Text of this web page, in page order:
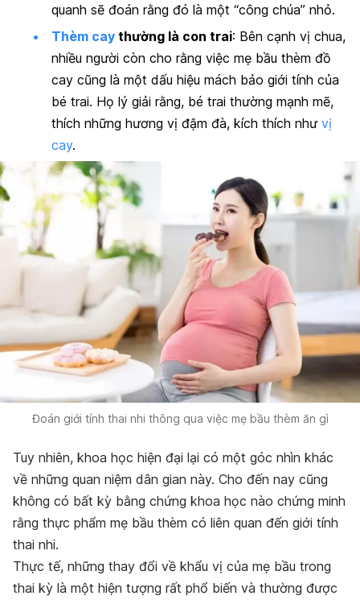
quanh sẽ đoán rằng đó là một “công chúa” nhỏ.
Thèm cay thường là con trai: Bên cạnh vị chua,
nhiều người còn cho rằng việc mẹ bầu thèm đồ
cay cũng là một dấu hiệu mách bảo giới tính của
bé trai. Họ lý giải rằng, bé trai thường mạnh mẽ,
thích những hương vị đậm đà, kích thích như vị
cay.
Đoán giới tính thai nhi thông qua việc mẹ bầu thèm ăn gì
Tuy nhiên, khoa học hiện đại lại có một góc nhìn khác
về những quan niệm dân gian này. Cho đến nay cũng
không có bất kỳ bằng chứng khoa học nào chứng minh
rằng thực phẩm mẹ bầu thèm có liên quan đến giới tính
thai nhi.
Thực tế, những thay đổi về khẩu vị của mẹ bầu trong
thai kỳ là một hiện tượng rất phổ biến và thường được